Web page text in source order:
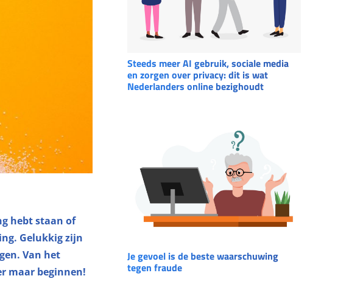
hebt staan of
Gelukkig zijn
Van het
maar beginnen!
Steeds meer AI gebruik, sociale media
en zorgen over privacy: dit is wat
Nederlanders online bezighoudt
Je gevoel is de beste waarschuwing
tegen fraude